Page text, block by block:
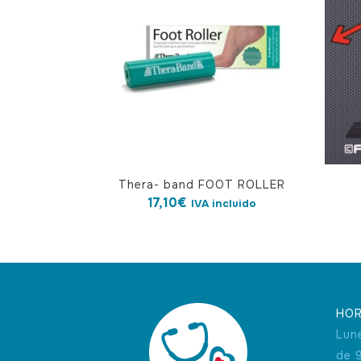
Thera- band FOOT ROLLER
17,10€ IVA incluido
de